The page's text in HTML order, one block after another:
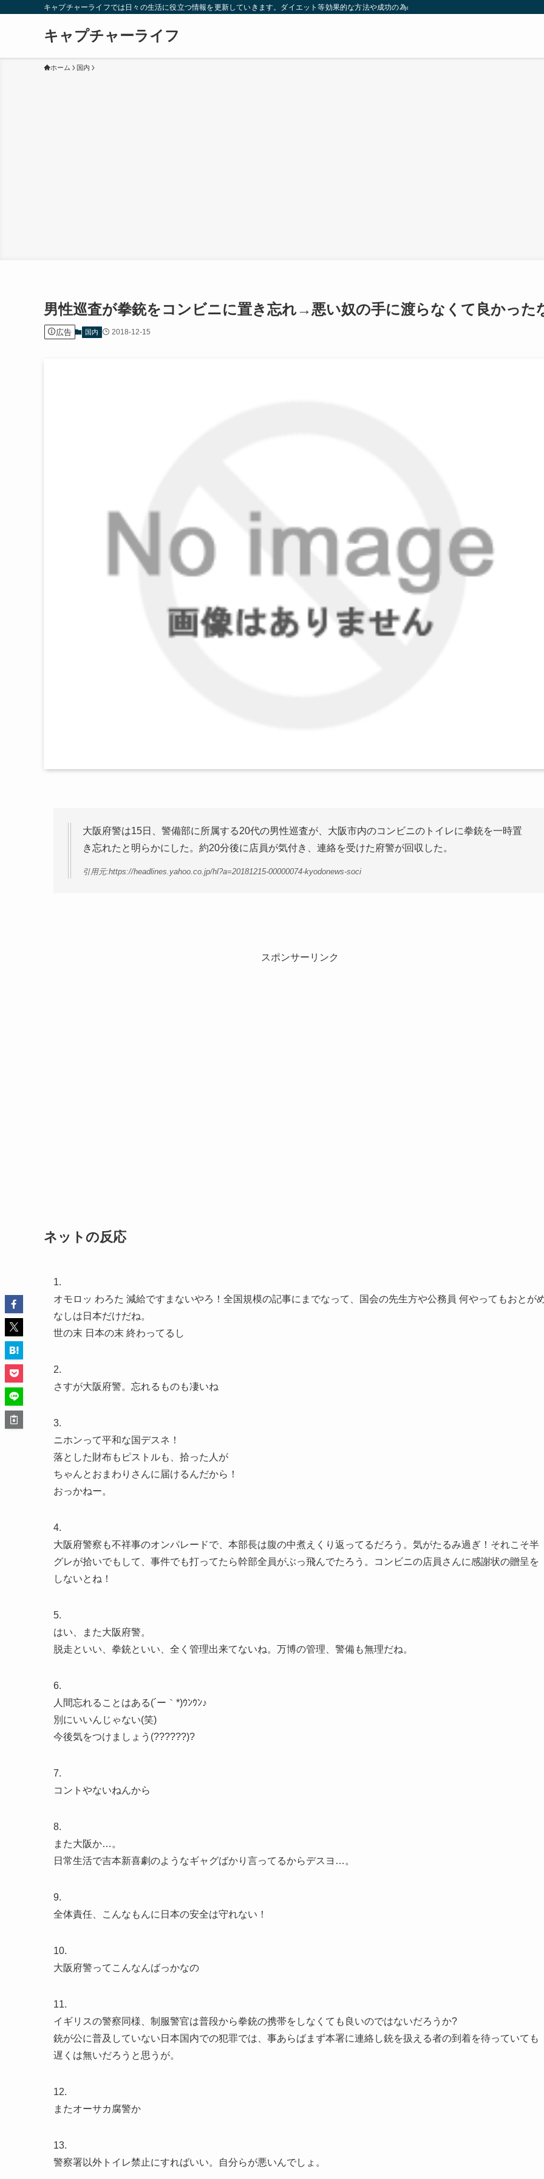
キャプチャーライフでは日々の生活に役立つ情報を更新していきます。ダイエット等効果的な方法や成功の為の秘訣等。太ったり悩んでいる方々が
キャプチャーライフ
ホーム 国内
男性巡査が拳銃をコンビニに置き忘れ→悪い奴の手に渡らなくて良かった
広告 国内 2018-12-15
大阪府警は15日、警備部に所属する20代の男性巡査が、大阪市内のコンビニのトイレに拳銃を一時置
き忘れたと明らかにした。約20分後に店員が気付き、連絡を受けた府警が回収した。
引用元:https://headlines.yahoo.co.jp/hl?a=20181215-00000074-kyodonews-soci
スポンサーリンク
ネットの反応
1.
オモロッ わろた 減給ですまないやろ！全国規模の記事にまでなって、国会の先生方や公務員 何やってもおとが
なしは日本だけだね。
世の末 日本の末 終わってるし
2.
さすが大阪府警。忘れるものも凄いね
3.
ニホンって平和な国デスネ！
落とした財布もピストルも、拾った人が
ちゃんとおまわりさんに届けるんだから！
おっかねー。
4.
大阪府警察も不祥事のオンパレードで、本部長は腹の中煮えくり返ってるだろう。気がたるみ過ぎ！それこそ半
グレが拾いでもして、事件でも打ってたら幹部全員がぶっ飛んでたろう。コンビニの店員さんに感謝状の贈呈を
しないとね！
5.
はい、また大阪府警。
脱走といい、拳銃といい、全く管理出来てないね。万博の管理、警備も無理だね。
6.
人間忘れることはある(´ー｀*)ｳﾝｳﾝ♪
別にいいんじゃない(笑)
今後気をつけましょう(??????)?
7.
コントやないねんから
8.
また大阪か…。
日常生活で吉本新喜劇のようなギャグばかり言ってるからデスヨ…。
9.
全体責任、こんなもんに日本の安全は守れない！
10.
大阪府警ってこんなんばっかなの
11.
イギリスの警察同様、制服警官は普段から拳銃の携帯をしなくても良いのではないだろうか?
銃が公に普及していない日本国内での犯罪では、事あらばまず本署に連絡し銃を扱える者の到着を待っていても
遅くは無いだろうと思うが。
12.
またオーサカ腐警か
13.
警察署以外トイレ禁止にすればいい。自分らが悪いんでしょ。